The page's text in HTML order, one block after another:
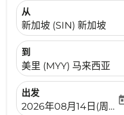
从
新加坡 (SIN) 新加坡
到
美里 (MYY) 马来西亚
出发
fc-booking-
2026年08月14日(周五)